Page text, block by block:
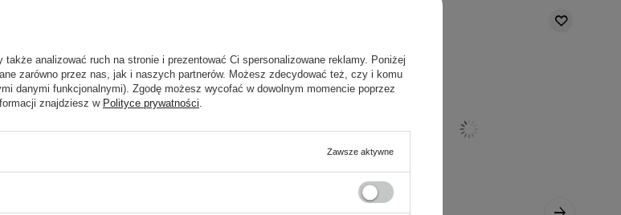
analizować ruch na stronie i prezentować Ci spersonalizowane reklamy. Poniżej
zarówno przez nas, jak i naszych partnerów. Możesz zdecydować też, czy i komu
danymi funkcjonalnymi). Zgodę możesz wycofać w dowolnym momencie poprzez
znajdziesz w Polityce prywatności
Zawsze aktywne